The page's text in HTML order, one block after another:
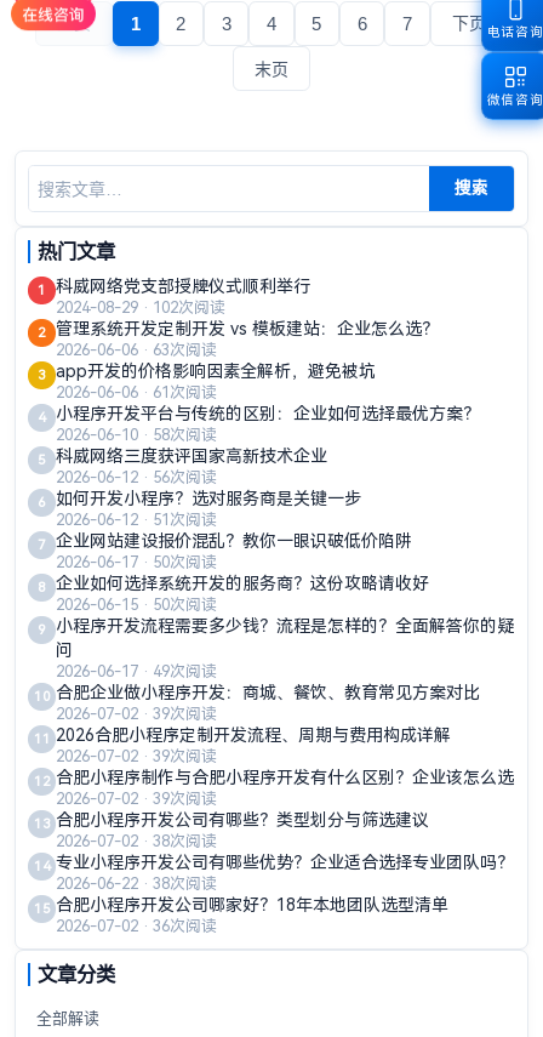
上页 1 2 3 4 5 6 7 下页
末页
搜索
热门文章
1 科威网络党支部授牌仪式顺利举行
2024-08-29 · 102次阅读
2 管理系统开发定制开发 vs 模板建站：企业怎么选？
2026-06-06 · 63次阅读
3 app开发的价格影响因素全解析，避免被坑
2026-06-06 · 61次阅读
4 小程序开发平台与传统的区别：企业如何选择最优方案？
2026-06-10 · 58次阅读
5 科威网络三度获评国家高新技术企业
2026-06-12 · 56次阅读
6 如何开发小程序？选对服务商是关键一步
2026-06-12 · 51次阅读
7 企业网站建设报价混乱？教你一眼识破低价陷阱
2026-06-17 · 50次阅读
8 企业如何选择系统开发的服务商？这份攻略请收好
2026-06-15 · 50次阅读
9
小程序开发流程需要多少钱？流程是怎样的？全面解答你的疑
问
2026-06-17 · 49次阅读
10 合肥企业做小程序开发：商城、餐饮、教育常见方案对比
2026-07-02 · 39次阅读
11 2026合肥小程序定制开发流程、周期与费用构成详解
2026-07-02 · 39次阅读
12 合肥小程序制作与合肥小程序开发有什么区别？企业该怎么选
2026-07-02 · 39次阅读
13 合肥小程序开发公司有哪些？类型划分与筛选建议
2026-07-02 · 38次阅读
14 专业小程序开发公司有哪些优势？企业适合选择专业团队吗？
2026-06-22 · 38次阅读
15 合肥小程序开发公司哪家好？18年本地团队选型清单
2026-07-02 · 36次阅读
文章分类
全部解读
电话咨询
微信咨询